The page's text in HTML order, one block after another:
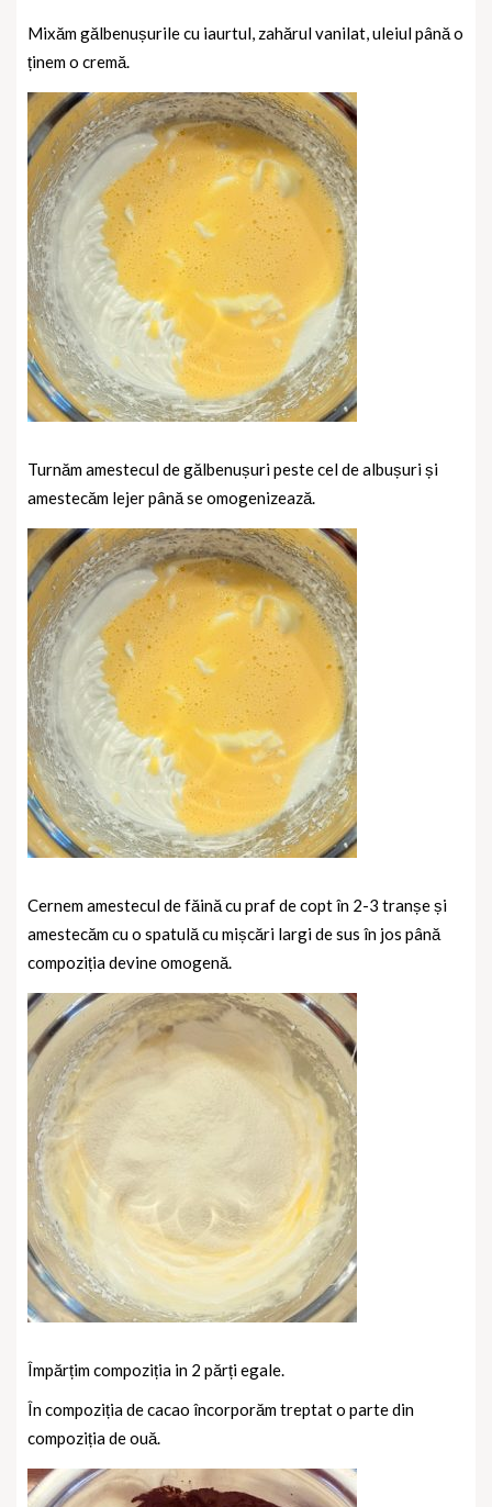
Mixăm gălbenușurile cu iaurtul, zahărul vanilat, uleiul până o
ținem o cremă.
Turnăm amestecul de gălbenușuri peste cel de albușuri și
amestecăm lejer până se omogenizează.
Cernem amestecul de făină cu praf de copt în 2-3 tranșe și
amestecăm cu o spatulă cu mișcări largi de sus în jos până
compoziția devine omogenă.
Împărțim compoziția in 2 părți egale.
În compoziția de cacao încorporăm treptat o parte din
compoziția de ouă.